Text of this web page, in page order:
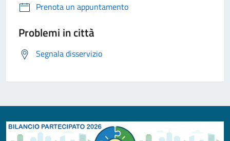
Prenota un appuntamento
Problemi in città
Segnala disservizio